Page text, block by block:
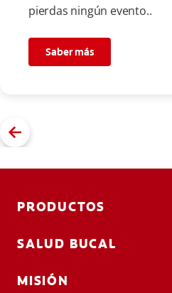
pierdas ningún evento..
Saber más
PRODUCTOS
SALUD BUCAL
MISIÓN